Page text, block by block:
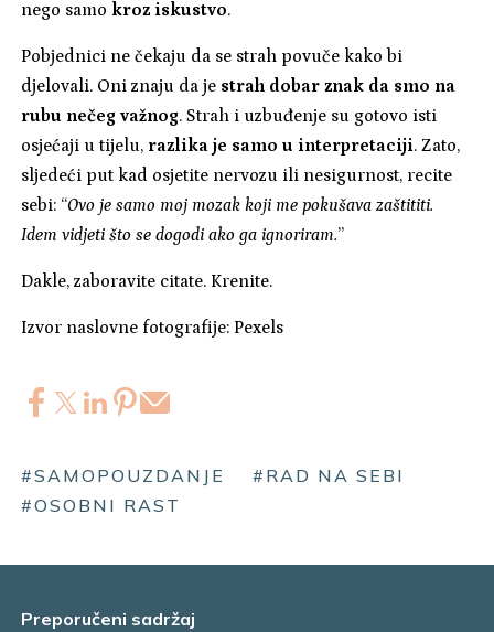
nego samo kroz iskustvo.
Pobjednici ne čekaju da se strah povuče kako bi
djelovali. Oni znaju da je strah dobar znak da smo na
rubu nečeg važnog. Strah i uzbuđenje su gotovo isti
osjećaji u tijelu, razlika je samo u interpretaciji. Zato,
sljedeći put kad osjetite nervozu ili nesigurnost, recite
sebi: “Ovo je samo moj mozak koji me pokušava zaštititi.
Idem vidjeti što se dogodi ako ga ignoriram.”
Dakle, zaboravite citate. Krenite.
Izvor naslovne fotografije: Pexels
#SAMOPOUZDANJE
#RAD NA SEBI
#OSOBNI RAST
Preporučeni sadržaj